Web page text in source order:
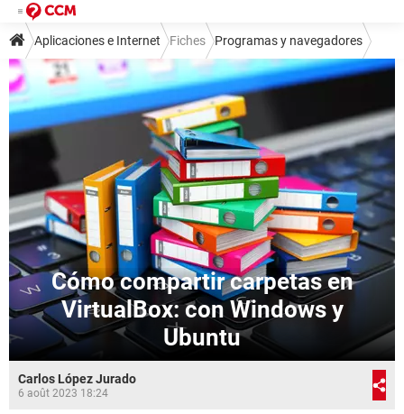
Aplicaciones e Internet Fiches Programas y navegadores
Programas
Cómo compartir carpetas en
VirtualBox: con Windows y
Ubuntu
Carlos López Jurado
6 août 2023 18:24